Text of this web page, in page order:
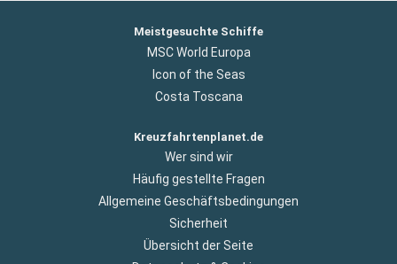
Meistgesuchte Schiffe
MSC World Europa
Icon of the Seas
Costa Toscana
Kreuzfahrtenplanet.de
Wer sind wir
Häufig gestellte Fragen
Allgemeine Geschäftsbedingungen
Sicherheit
Übersicht der Seite